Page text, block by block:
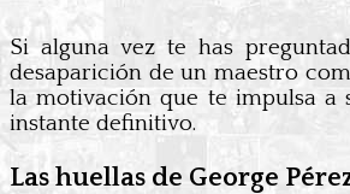
Si alguna vez te has
desaparición de un maestro
la motivación que te impulsa a
instante definitivo.
Las huellas de George